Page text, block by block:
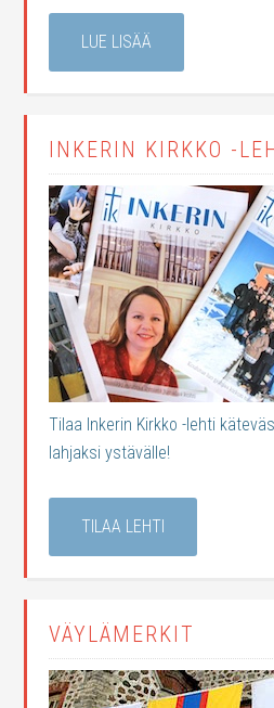
LUE LISÄÄ
INKERIN KIRKKO -
Tilaa Inkerin Kirkko -lehti
lahjaksi ystävälle!
TILAA LEHTI
VÄYLÄMERKIT